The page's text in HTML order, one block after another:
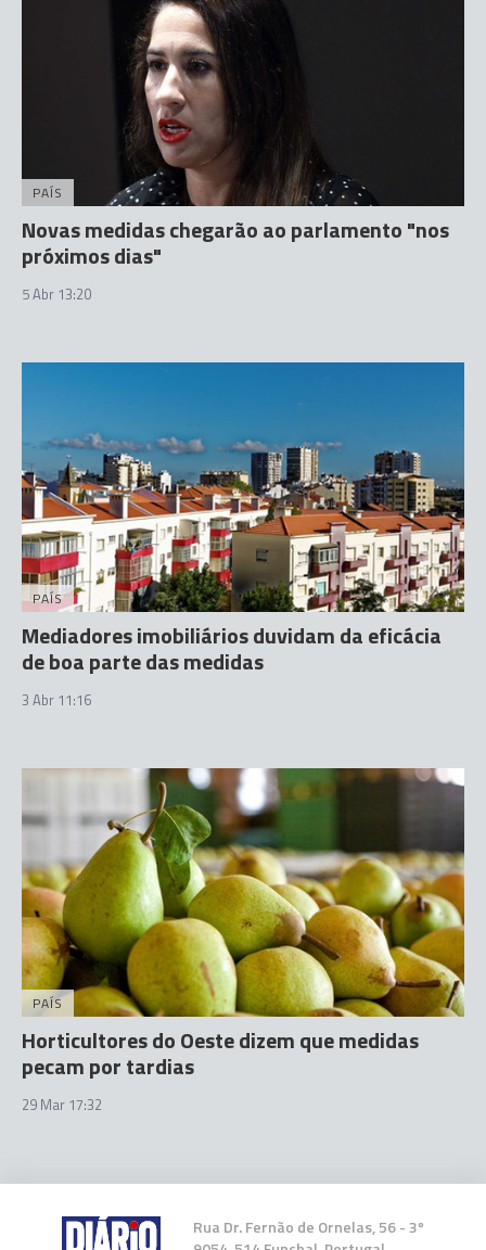
PAÍS
Novas medidas chegarão ao parlamento "nos
próximos dias"
5 Abr 13:20
PAÍS
Mediadores imobiliários duvidam da eficácia
de boa parte das medidas
3 Abr 11:16
PAÍS
Horticultores do Oeste dizem que medidas
pecam por tardias
29 Mar 17:32
Rua Dr. Fernão de Ornelas, 56 - 3º